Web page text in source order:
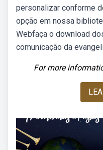
personalizar conforme
opção em nossa
Webfaça o download
comunicação da
For more